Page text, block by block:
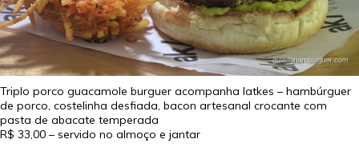
Triplo porco guacamole burguer acompanha latkes – hambúrguer
de porco, costelinha desfiada, bacon artesanal crocante com
pasta de abacate temperada
R$ 33,00 – servido no almoço e jantar